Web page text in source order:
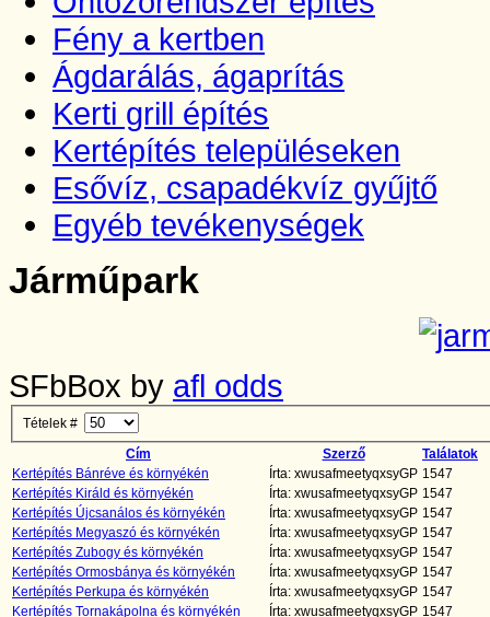
Fény a kertben
Ágdarálás, ágaprítás
Kerti grill építés
Kertépítés településeken
Esővíz, csapadékvíz gyűjtő
Egyéb tevékenységek
Járműpark
SFbBox by afl odds
Tételek #
Cím Szerző
Találatok
Kertépítés Bánréve és környékén
Írta: xwusafmeetyqxsyGP 1547
Kertépítés Királd és környékén
Írta: xwusafmeetyqxsyGP 1547
Kertépítés Újcsanálos és környékén
Írta: xwusafmeetyqxsyGP 1547
Kertépítés Megyaszó és környékén
Írta: xwusafmeetyqxsyGP 1547
Kertépítés Zubogy és környékén
Írta: xwusafmeetyqxsyGP 1547
Kertépítés Ormosbánya és környékén
Írta: xwusafmeetyqxsyGP 1547
Kertépítés Perkupa és környékén
Írta: xwusafmeetyqxsyGP 1547
Kertépítés Tornakápolna és környékén
Írta: xwusafmeetyqxsyGP 1547